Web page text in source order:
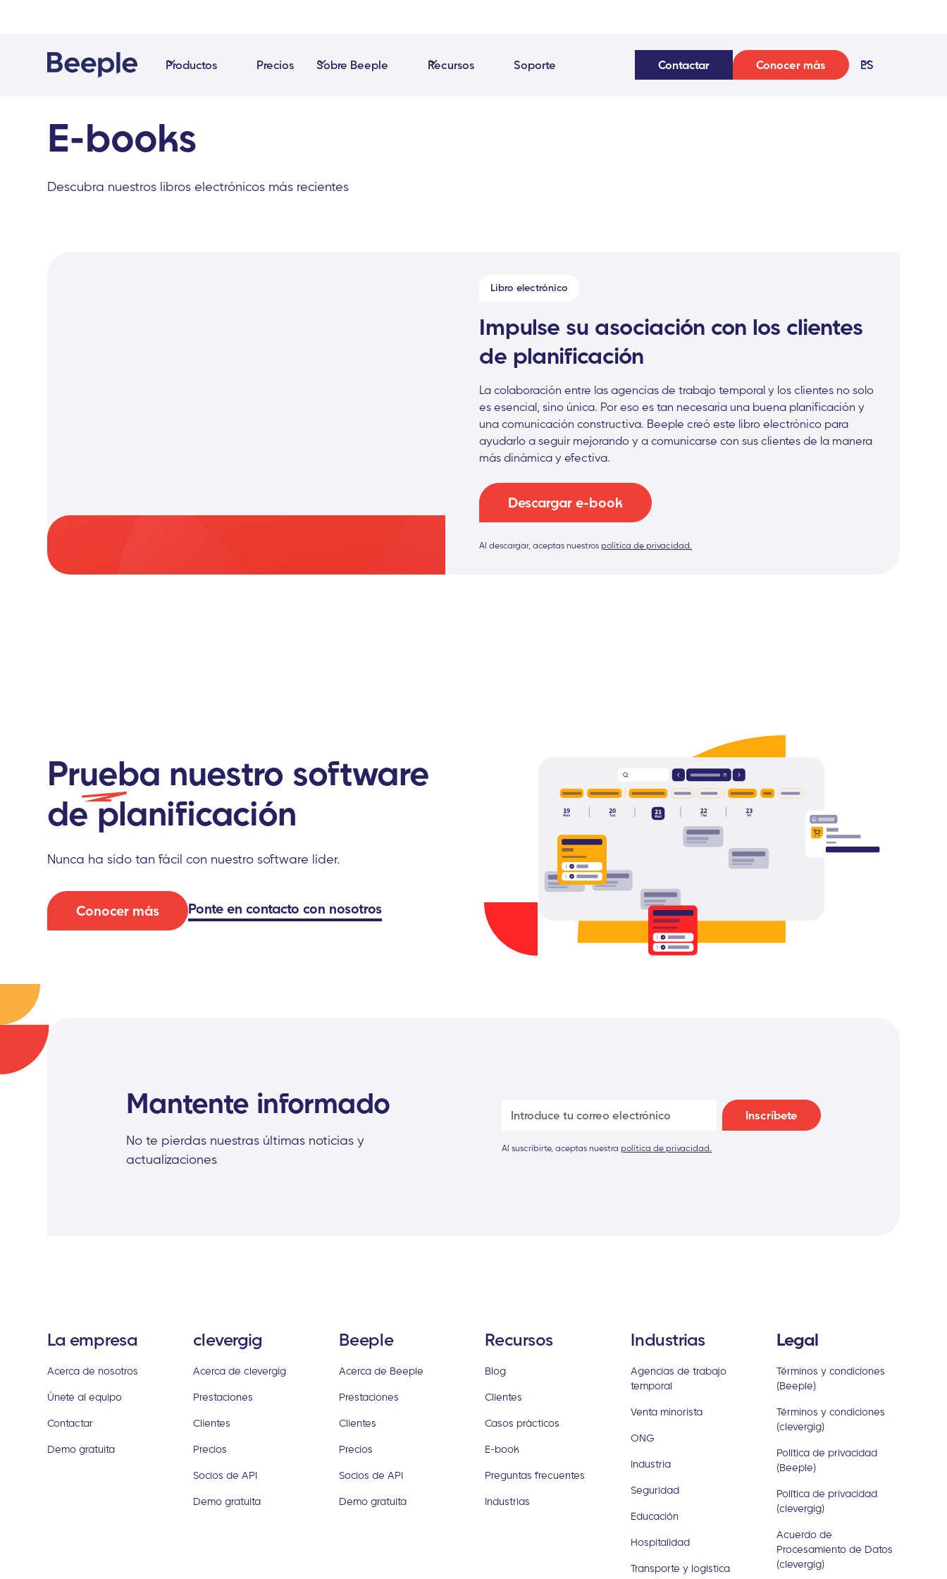
Productos Precios Sobre Beeple Recursos Soporte Contactar Conocer más ES
E-books
Descubra nuestros libros electrónicos más recientes
Libro electrónico
Impulse su asociación con los clientes
de planificación
La colaboración entre las agencias de trabajo temporal y los clientes no solo
es esencial, sino única. Por eso es tan necesaria una buena planificación y
una comunicación constructiva. Beeple creó este libro electrónico para
ayudarlo a seguir mejorando y a comunicarse con sus clientes de la manera
más dinámica y efectiva.
Descargar e-book
Al descargar, aceptas nuestros política de privacidad.
Prueba nuestro software
deplanificación
Nunca ha sido tan fácil con nuestro software líder.
Conocer más Ponte en contacto con nosotros
Mantente informado
No te pierdas nuestras últimas noticias y
actualizaciones
Al suscribirte, aceptas nuestra política de privacidad.
La empresa
Acerca de nosotros
Únete al equipo
Contactar
Demo gratuita
clevergig
Acerca de clevergig
Prestaciones
Clientes
Precios
Socios de API
Demo gratuita
Beeple
Acerca de Beeple
Prestaciones
Clientes
Precios
Socios de API
Demo gratuita
Recursos
Blog
Clientes
Casos prácticos
E-book
Preguntas frecuentes
Industrias
Industrias
Agencias de trabajo
temporal
Venta minorista
ONG
Industria
Seguridad
Educación
Hospitalidad
Transporte y logística
Legal
Términos y condiciones
(Beeple)
Términos y condiciones
(clevergig)
Política de privacidad
(Beeple)
Política de privacidad
(clevergig)
Acuerdo de
Procesamiento de Datos
(clevergig)